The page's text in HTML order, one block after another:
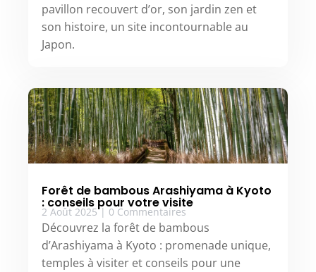
pavillon recouvert d’or, son jardin zen et
son histoire, un site incontournable au
Japon.
Forêt de bambous Arashiyama à Kyoto
: conseils pour votre visite
2 Août 2025| 0 Commentaires
Découvrez la forêt de bambous
d’Arashiyama à Kyoto : promenade unique,
temples à visiter et conseils pour une